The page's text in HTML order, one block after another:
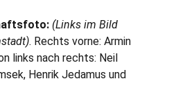
(Links im Bild
. Rechts vorne: Armin
links nach rechts: Neil
Henrik Jedamus und